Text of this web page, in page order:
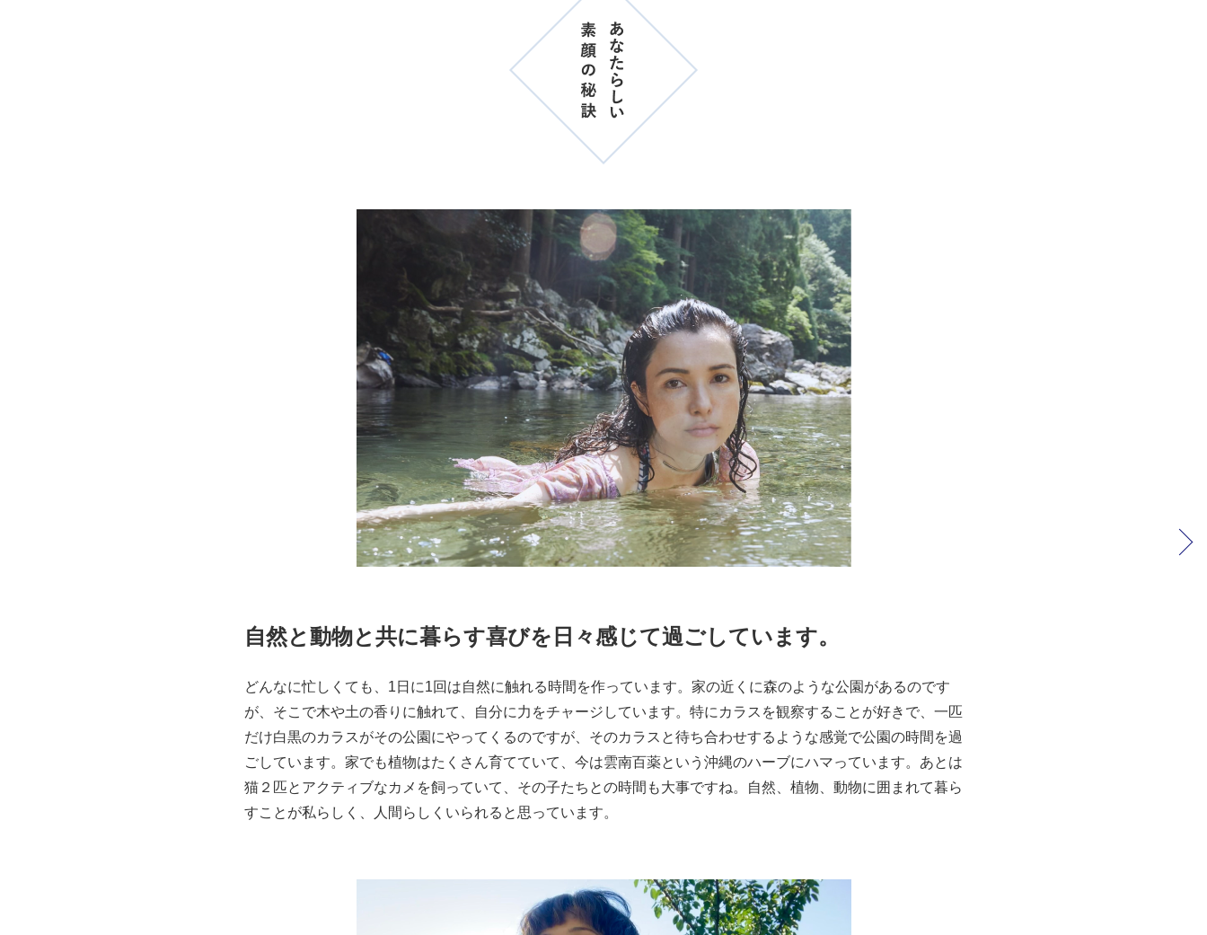
自然と動物と共に暮らす喜びを日々感じて過ごしています。
どんなに忙しくても、1日に1回は自然に触れる時間を作っています。家の近くに森のような公園があるのです
が、そこで木や土の香りに触れて、自分に力をチャージしています。特にカラスを観察することが好きで、一匹
だけ白黒のカラスがその公園にやってくるのですが、そのカラスと待ち合わせするような感覚で公園の時間を過
ごしています。家でも植物はたくさん育てていて、今は雲南百薬という沖縄のハーブにハマっています。あとは
猫２匹とアクティブなカメを飼っていて、その子たちとの時間も大事ですね。自然、植物、動物に囲まれて暮ら
すことが私らしく、人間らしくいられると思っています。